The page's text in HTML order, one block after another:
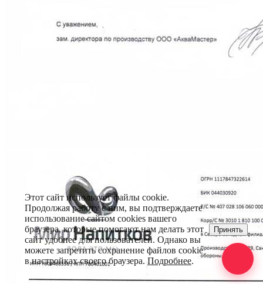
Этот сайт использует файлы cookie.
Продолжая работу с ним, вы подтверждаете
использование сайтом cookies вашего
браузера, которые помогают нам делать этот
сайт удобнее для пользователей. Однако вы
можете запретить сохранение файлов cookie
в настройках своего браузера. Подробнее.
Принять